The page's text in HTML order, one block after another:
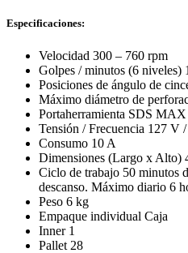
Especificaciones:
Velocidad 300 – 760 rpm
Golpes / minutos (6 niveles)
Posiciones de ángulo de
Máximo diámetro de
Portaherramienta SDS MAX
Tensión / Frecuencia 127 V
Consumo 10 A
Dimensiones (Largo x Alto)
Ciclo de trabajo 50 minutos
descanso. Máximo diario 6
Peso 6 kg
Empaque individual Caja
Inner 1
Pallet 28